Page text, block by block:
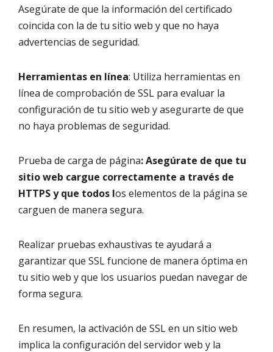
Asegúrate de que la información del certificado
coincida con la de tu sitio web y que no haya
advertencias de seguridad.
Herramientas en línea: Utiliza herramientas en
línea de comprobación de SSL para evaluar la
configuración de tu sitio web y asegurarte de que
no haya problemas de seguridad.
Prueba de carga de página: Asegúrate de que tu
sitio web cargue correctamente a través de
HTTPS y que todos los elementos de la página se
carguen de manera segura.
Realizar pruebas exhaustivas te ayudará a
garantizar que SSL funcione de manera óptima en
tu sitio web y que los usuarios puedan navegar de
forma segura.
En resumen, la activación de SSL en un sitio web
implica la configuración del servidor web y la